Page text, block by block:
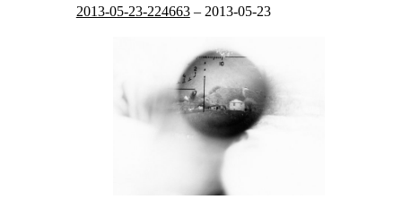
2013-05-23-224663– 2013-05-23